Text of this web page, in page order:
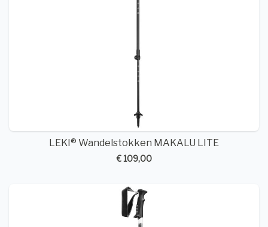
LEKI® Wandelstokken MAKALU LITE
€ 109,00